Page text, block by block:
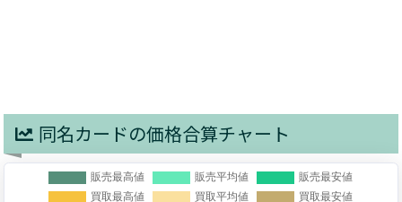
同名カードの価格合算チャート